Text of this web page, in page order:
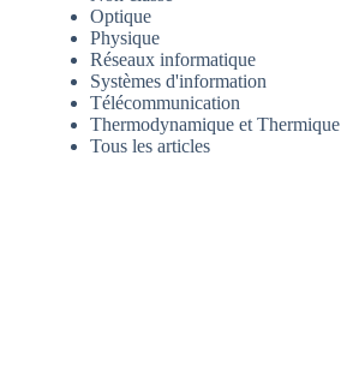
Optique
Physique
Réseaux informatique
Systèmes d'information
Télécommunication
Thermodynamique et Thermique
Tous les articles